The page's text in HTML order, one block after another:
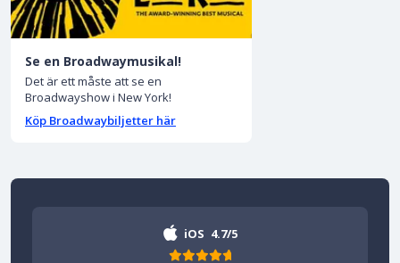
Se en Broadwaymusikal!
Det är ett måste att se en
Broadwayshow i New York!
Köp Broadwaybiljetter här
iOS 4.7/5